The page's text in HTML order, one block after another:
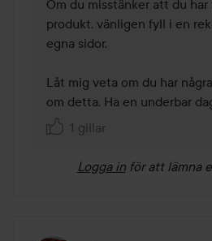
Om du misstänker att du
produkt, vänligen fyll i en
egna sidor.
Låt mig veta om du har
om detta. Ha en underbar
1 gillar
Logga in för att lämna